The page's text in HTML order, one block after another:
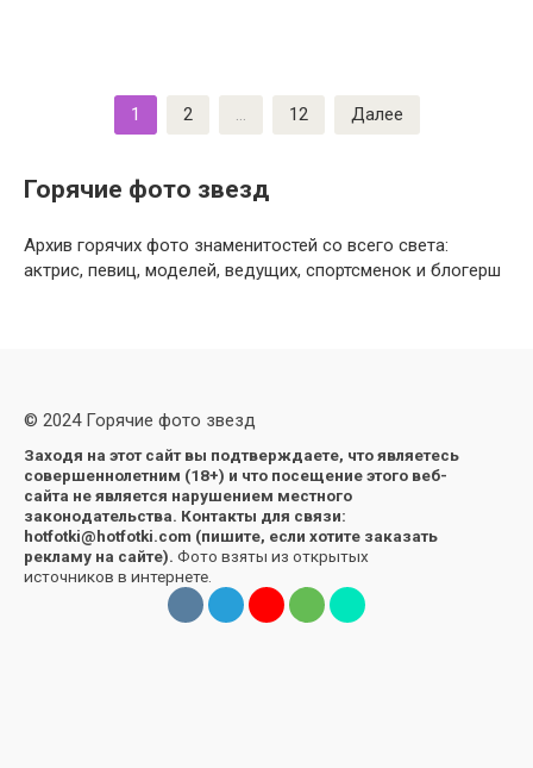
1 2 … 12 Далее
Горячие фото звезд
Архив горячих фото знаменитостей со всего света:
актрис, певиц, моделей, ведущих, спортсменок и блогерш
© 2024 Горячие фото звезд
Заходя на этот сайт вы подтверждаете, что являетесь
совершеннолетним (18+) и что посещение этого веб-
сайта не является нарушением местного
законодательства. Контакты для связи:
hotfotki@hotfotki.com (пишите, если хотите заказать
рекламу на сайте). Фото взяты из открытых
источников в интернете.